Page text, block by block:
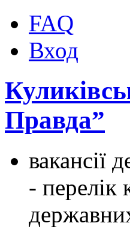
FAQ
Вход
Правда”
вакансії
- перелік